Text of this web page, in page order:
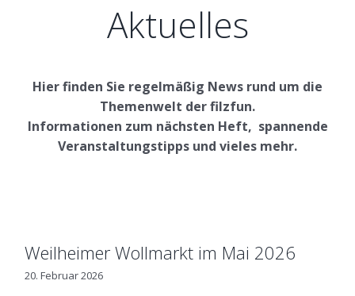
Aktuelles
Hier finden Sie regelmäßig News rund um die
Themenwelt der filzfun.
Informationen zum nächsten Heft, spannende
Veranstaltungstipps und vieles mehr.
Weilheimer Wollmarkt im Mai 2026
20. Februar 2026